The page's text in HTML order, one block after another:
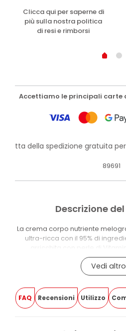
Clicca qui per saperne di
più sulla nostra politica
di resi e rimborsi
Accettiamo le principali carte
della spedizione gratuita per
89691
Descrizione
La crema corpo nutriente
ultra-ricca con il 95% di
arricchita con perle di
Melograno ad azione
liscia, elastica e luminosa, con
assorbe facilmente
Le perle di Vitamina E si
massaggio, rilasciando l’attivo
Vedi altro
FAQ Recensioni Utilizzo